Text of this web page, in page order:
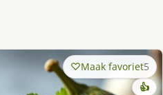
Maak favoriet5
👍